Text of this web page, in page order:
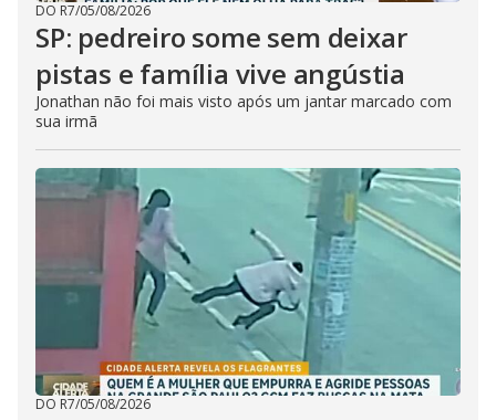
DO R7/05/08/2026
SP: pedreiro some sem deixar
pistas e família vive angústia
Jonathan não foi mais visto após um jantar marcado com
sua irmã
DO R7/05/08/2026